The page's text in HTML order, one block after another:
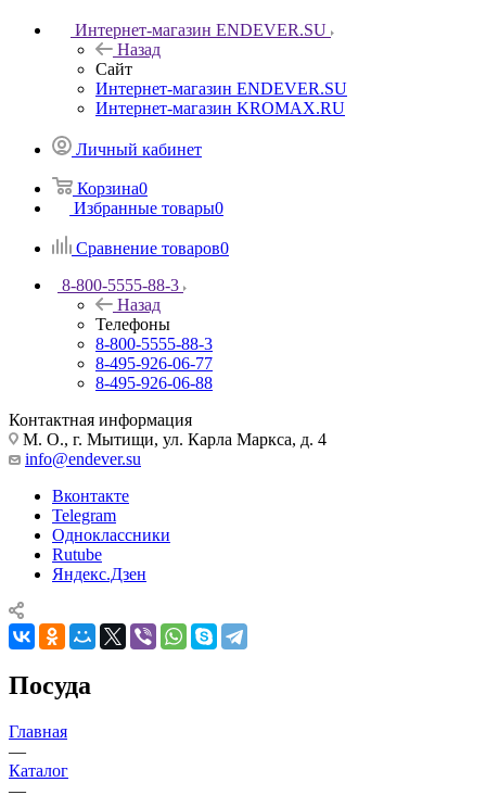
Интернет-магазин ENDEVER.SU
Назад
Сайт
Интернет-магазин ENDEVER.SU
Интернет-магазин KROMAX.RU
Личный кабинет
Корзина0
Избранные товары0
Сравнение товаров0
8-800-5555-88-3
Назад
Телефоны
8-800-5555-88-3
8-495-926-06-77
8-495-926-06-88
Контактная информация
М. О., г. Мытищи, ул. Карла Маркса, д. 4
info@endever.su
Вконтакте
Telegram
Одноклассники
Rutube
Яндекс.Дзен
Посуда
Главная
—
Каталог
—